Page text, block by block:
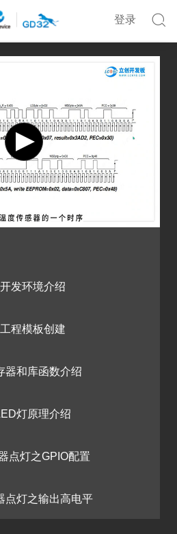

登录
立创梁山派零基础入门开发教程
发环境介绍
程模板创建
器和库函数介绍
灯原理介绍
点灯之GPIO配置
点灯之输出高电平